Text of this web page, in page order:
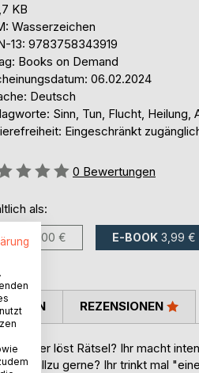
KB
Wasserzeichen
13: 9783758343919
Books on Demand
06.02.2024
Deutsch
Sinn, Tun, Flucht, Heilung,
Eingeschränkt
0 Bewertungen
als:
8,00 € E-BOOK 3,99 €
oder löst Rätsel? Ihr macht
esst allzu gerne? Ihr trinkt mal
REZENSIONEN